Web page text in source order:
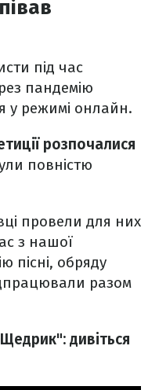
під час
пандемію
у режимі онлайн.
розпочалися
повністю
провели для них
з нашої
пісні, обряду
разом
дивіться